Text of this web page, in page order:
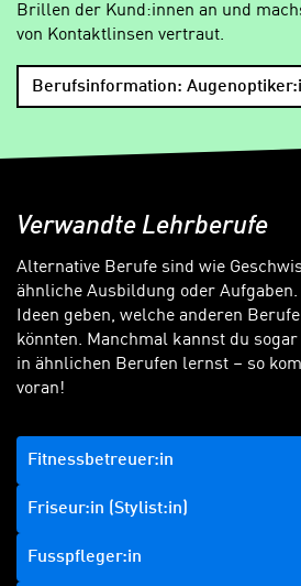
Brillen der Kund:innen an und
von Kontaktlinsen vertraut.
Berufsinformation:
Verwandte Lehrberufe
Alternative Berufe sind wie
ähnliche Ausbildung oder
Ideen geben, welche anderen
könnten. Manchmal kannst du
in ähnlichen Berufen lernst – so
voran!
Fitnessbetreuer:in
Friseur:in (Stylist:in)
Fusspfleger:in